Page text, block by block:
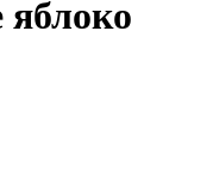
яблоко